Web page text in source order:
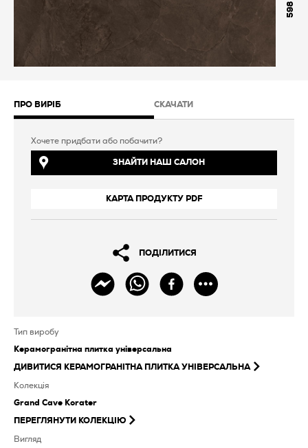
598
ПРО ВИРІБ СКАЧАТИ
Хочете придбати або побачити?
ЗНАЙТИ НАШ САЛОН
КАРТА ПРОДУКТУ PDF
ПОДІЛИТИСЯ
Тип виробу
Керамогранітна плитка універсальна
ДИВИТИСЯ КЕРАМОГРАНІТНА ПЛИТКА УНІВЕРСАЛЬНА
Колекція
Grand Cave Korater
ПЕРЕГЛЯНУТИ КОЛЕКЦІЮ
Вигляд